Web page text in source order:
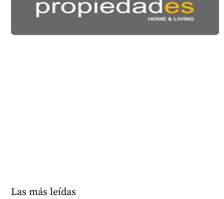
Las más leídas